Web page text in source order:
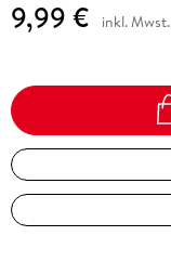
9,99 € inkl. Mwst.